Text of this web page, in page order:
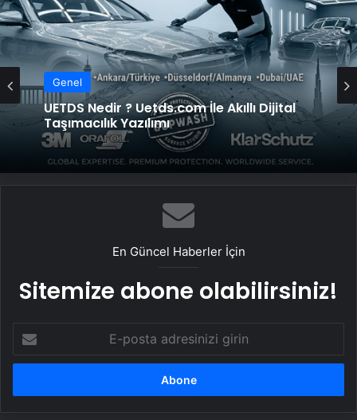
Genel
UETDS Nedir ? Uetds.com İle Akıllı Dijital
Taşımacılık Yazılımı
En Güncel Haberler İçin
Sitemize abone olabilirsiniz!
posta
adresinizi